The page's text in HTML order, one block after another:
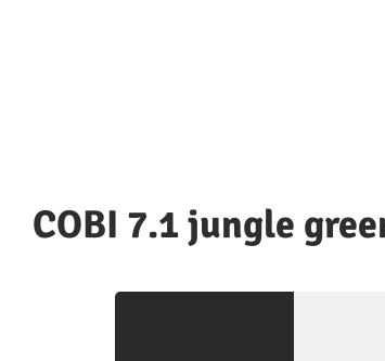
COBI 7.1 jungle
Bildergalerie überspringen